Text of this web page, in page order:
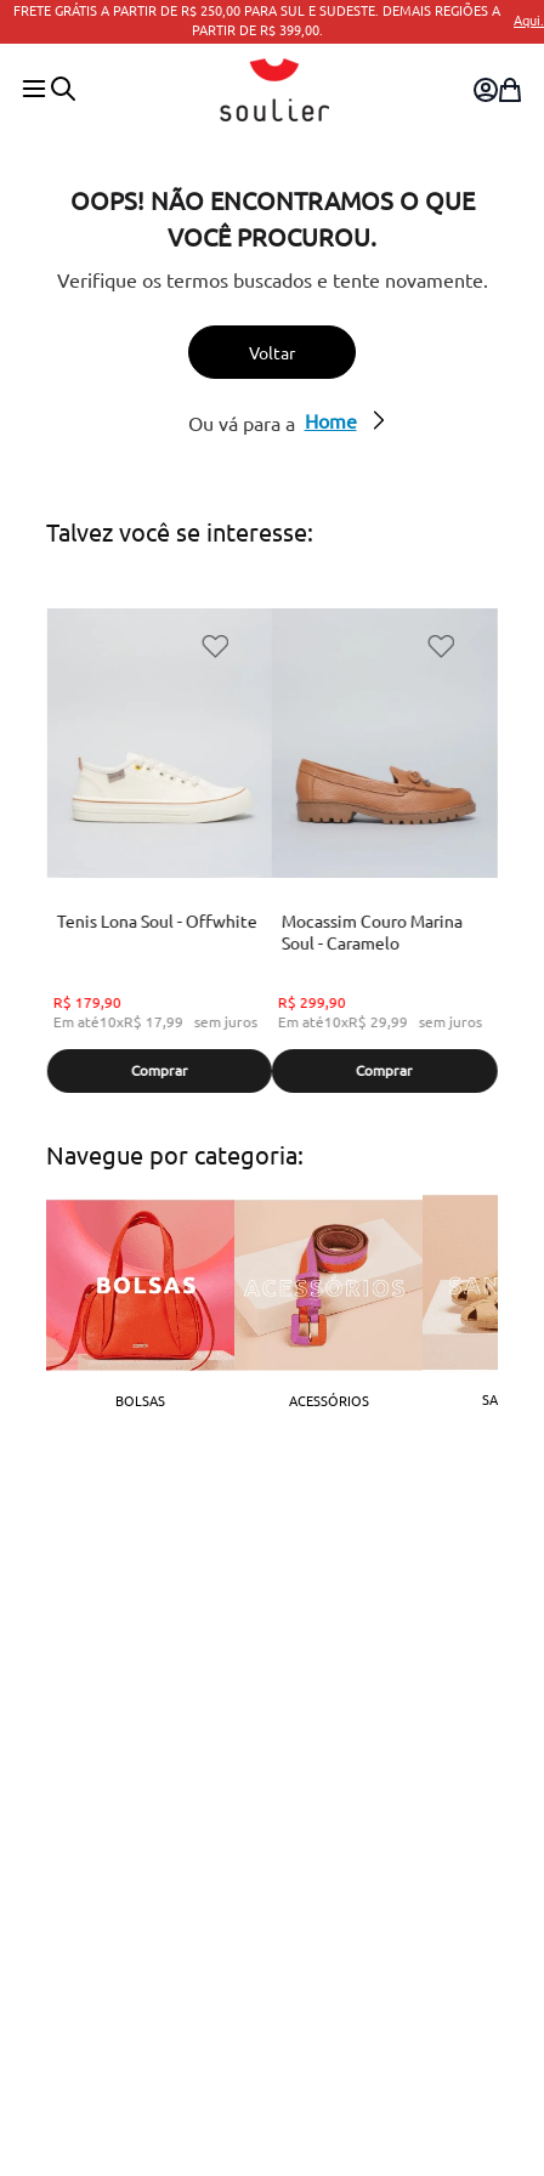
FRETE GRÁTIS A PARTIR DE R$ 250,00 PARA SUL E SUDESTE. DEMAIS REGIÕES A
PARTIR DE R$ 399,00.
Aqui.
OOPS! NÃO ENCONTRAMOS O QUE
VOCÊ PROCUROU.
Verifique os termos buscados e tente novamente.
Voltar
Ou vá para a Home
Talvez você se interesse:
Tenis Lona Soul - Offwhite
R$ 179,90
Em até10xR$ 17,99 sem juros
Comprar
Mocassim Couro Marina
Soul - Caramelo
R$ 299,90
Em até10xR$ 29,99 sem juros
Comprar
Navegue por categoria:
BOLSAS ACESSÓRIOS